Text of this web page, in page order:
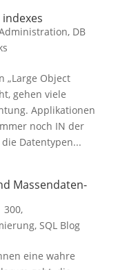
, DB
„Large Object
gehen viele
Applikationen
noch IN der
Datentypen...
Massendaten-
300,
, SQL Blog
eine wahre